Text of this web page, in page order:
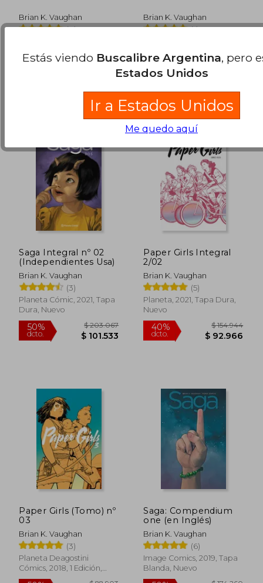
40%
dcto. $ 33.534
50%
dcto. $
Brian K. Vaughan
(4)
Brian K. Vaughan
(1)
Saga Integral nº 02
(Independientes Usa)
Brian K. Vaughan
(3)
Planeta Cómic, 2021, Tapa
Dura, Nuevo
Paper Girls Integral
2/02
Brian K. Vaughan
(5)
Planeta, 2021, Tapa Dura,
Nuevo
Paper Girls (Tomo) nº
03
Brian K. Vaughan
(3)
Planeta Deagostini
Cómics, 2018, 1 Edición,
Tapa Dura, Nuevo
Saga: Compendium
one (en Inglés)
Brian K. Vaughan
(6)
Image Comics, 2019, Tapa
Blanda, Nuevo
Estás viendo Buscalibre Argentina, pero
Estados Unidos
Ir a Estados Unidos
Me quedo aquí